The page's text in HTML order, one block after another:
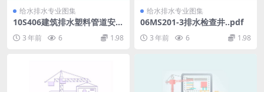
给水排水专业图集
10S406建筑排水塑料管道安装
3 年前 6 1.98
给水排水专业图集
06MS201-3排水检查井..pdf
3 年前 6 1.98